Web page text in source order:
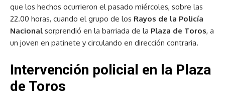
que los hechos ocurrieron el pasado miércoles, sobre las
22.00 horas, cuando el grupo de los Rayos de la Policía
Nacional sorprendió en la barriada de la Plaza de Toros, a
un joven en patinete y circulando en dirección contraria.
Intervención policial en la Plaza
de Toros